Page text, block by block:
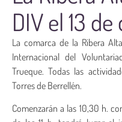
DIV el 13
La comarca de la Ribera
Internacional del
Trueque. Todas las
Torres de Berrellén.
Comenzarán a las 10,30 h.